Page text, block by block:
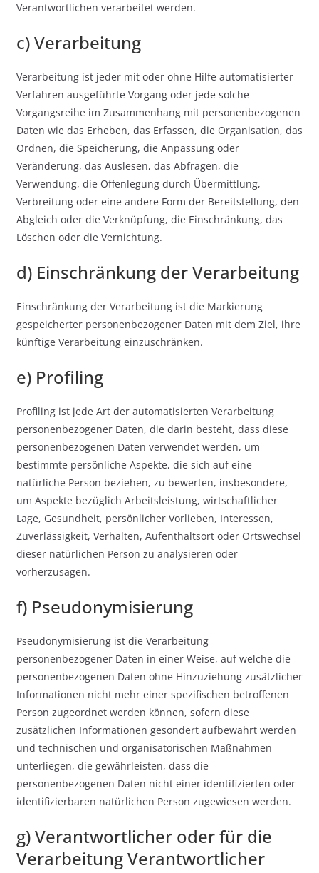
Verantwortlichen verarbeitet werden.
c) Verarbeitung
Verarbeitung ist jeder mit oder ohne Hilfe automatisierter
Verfahren ausgeführte Vorgang oder jede solche
Vorgangsreihe im Zusammenhang mit personenbezogenen
Daten wie das Erheben, das Erfassen, die Organisation, das
Ordnen, die Speicherung, die Anpassung oder
Veränderung, das Auslesen, das Abfragen, die
Verwendung, die Offenlegung durch Übermittlung,
Verbreitung oder eine andere Form der Bereitstellung, den
Abgleich oder die Verknüpfung, die Einschränkung, das
Löschen oder die Vernichtung.
d) Einschränkung der Verarbeitung
Einschränkung der Verarbeitung ist die Markierung
gespeicherter personenbezogener Daten mit dem Ziel, ihre
künftige Verarbeitung einzuschränken.
e) Profiling
Profiling ist jede Art der automatisierten Verarbeitung
personenbezogener Daten, die darin besteht, dass diese
personenbezogenen Daten verwendet werden, um
bestimmte persönliche Aspekte, die sich auf eine
natürliche Person beziehen, zu bewerten, insbesondere,
um Aspekte bezüglich Arbeitsleistung, wirtschaftlicher
Lage, Gesundheit, persönlicher Vorlieben, Interessen,
Zuverlässigkeit, Verhalten, Aufenthaltsort oder Ortswechsel
dieser natürlichen Person zu analysieren oder
vorherzusagen.
f) Pseudonymisierung
Pseudonymisierung ist die Verarbeitung
personenbezogener Daten in einer Weise, auf welche die
personenbezogenen Daten ohne Hinzuziehung zusätzlicher
Informationen nicht mehr einer spezifischen betroffenen
Person zugeordnet werden können, sofern diese
zusätzlichen Informationen gesondert aufbewahrt werden
und technischen und organisatorischen Maßnahmen
unterliegen, die gewährleisten, dass die
personenbezogenen Daten nicht einer identifizierten oder
identifizierbaren natürlichen Person zugewiesen werden.
g) Verantwortlicher oder für die
Verarbeitung Verantwortlicher